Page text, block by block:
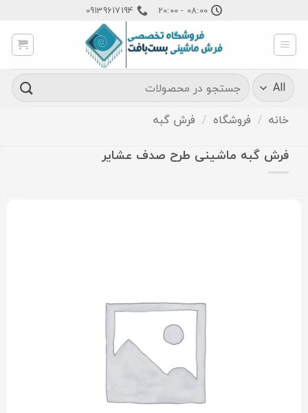
content
08:00 - 20:00
09139617194
جستجو
برای:
خانه / فروشگاه / فرش گبه
فرش گبه ماشینی طرح صدف عشایر